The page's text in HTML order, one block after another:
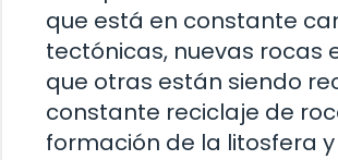
que está en constante
tectónicas, nuevas rocas
que otras están siendo
constante reciclaje de
formación de la litosfera